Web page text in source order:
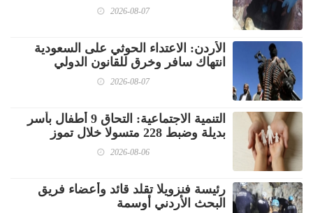
2026-08-07
الأردن: الاعتداء الحوثي على السعودية
انتهاك سافر وخرق للقانون الدولي
2026-08-07
‏التنمية الاجتماعية: التحاق 9 أطفال بأسر
بديلة وضبط 228 متسولا خلال تموز
2026-08-06
رئيسة فنزويلا تقلد قائد وأعضاء فريق
البحث الأردني أوسمة